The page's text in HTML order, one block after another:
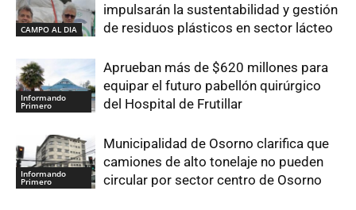
CAMPO AL DIA
impulsarán la sustentabilidad y gestión
de residuos plásticos en sector lácteo
Informando
Primero
Aprueban más de $620 millones para
equipar el futuro pabellón quirúrgico
del Hospital de Frutillar
Informando
Primero
Municipalidad de Osorno clarifica que
camiones de alto tonelaje no pueden
circular por sector centro de Osorno